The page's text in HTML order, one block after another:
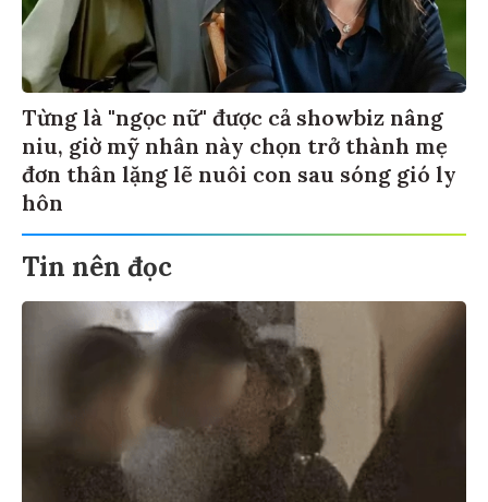
Từng là "ngọc nữ" được cả showbiz nâng
niu, giờ mỹ nhân này chọn trở thành mẹ
đơn thân lặng lẽ nuôi con sau sóng gió ly
hôn
Tin nên đọc